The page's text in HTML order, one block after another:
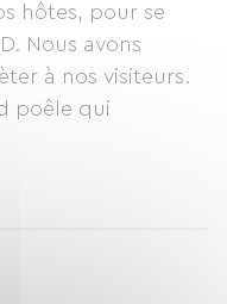
een fauteuil
ruimtelijke
drie ramen met
gratis
voorzien van een
tweepersoonsbed
hôtes, pour se
à nos visiteurs.
poêle qui